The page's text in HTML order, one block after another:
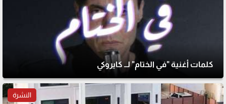
كلمات أغنية "في الختام" لــ كايروكي
النشرة